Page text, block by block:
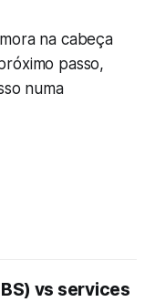
na cabeça
passo,
numa
vs services